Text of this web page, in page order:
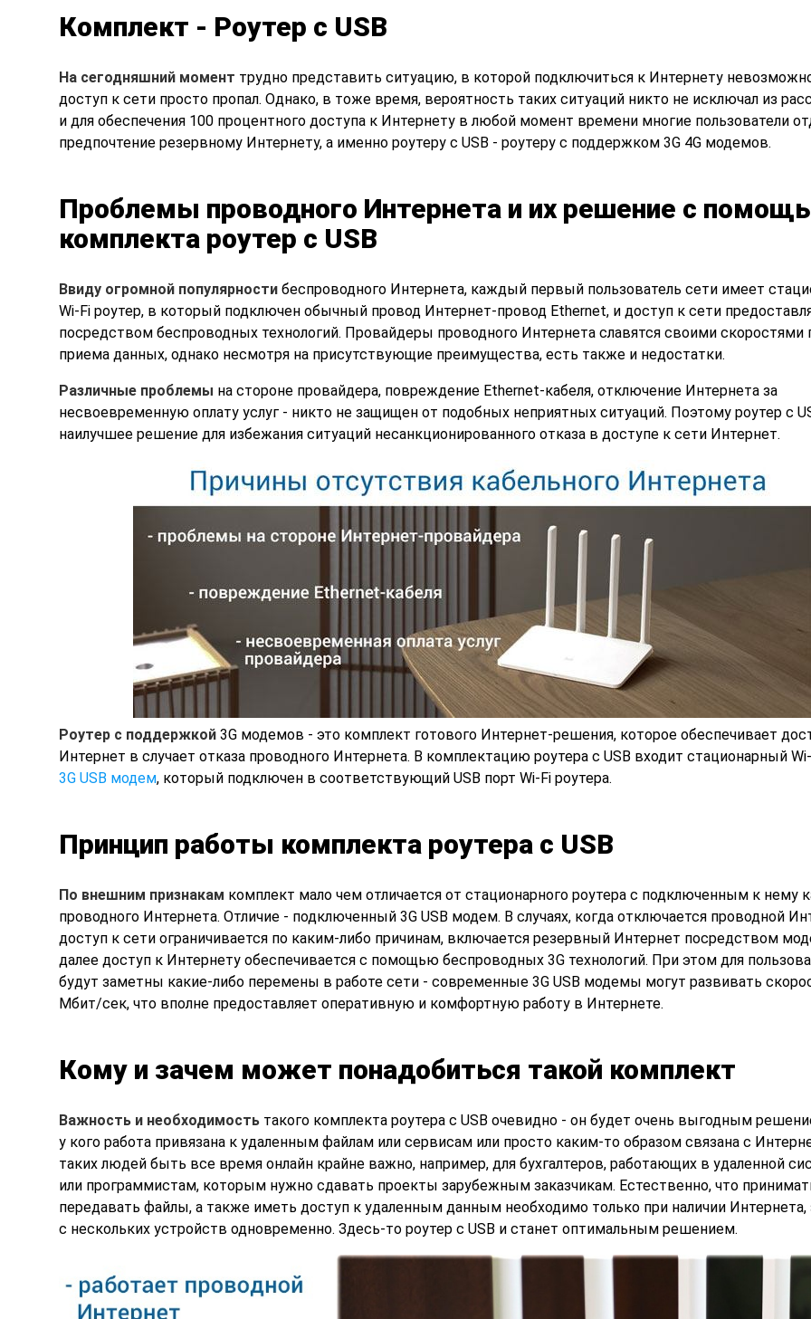
Комплект - Роутер с USB
На сегодняшний момент трудно представить ситуацию, в которой подключиться к Интернету
доступ к сети просто пропал. Однако, в тоже время, вероятность таких ситуаций никто не исключал из
и для обеспечения 100 процентного доступа к Интернету в любой момент времени многие пользователи
предпочтение резервному Интернету, а именно роутеру с USB - роутеру с поддержком 3G 4G модемов.
Проблемы проводного Интернета и их решение с
комплекта роутер с USB
Ввиду огромной популярностибеспроводного Интернета, каждый первый пользователь сети имеет
Wi-Fi роутер, в который подключен обычный провод Интернет-провод Ethernet, и доступ к сети
посредством беспроводных технологий. Провайдеры проводного Интернета славятся своими скоростями
приема данных, однако несмотря на присутствующие преимущества, есть также и недостатки.
Различные проблемы на стороне провайдера, повреждение Ethernet-кабеля, отключение Интернета за
несвоевременную оплату услуг - никто не защищен от подобных неприятных ситуаций. Поэтому роутер с
наилучшее решение для избежания ситуаций несанкционированного отказа в доступе к сети Интернет.
Роутер с поддержкой3G модемов - это комплект готового Интернет-решения, которое обеспечивает
Интернет в случает отказа проводного Интернета. В комплектацию роутера с USB входит стационарный
3G USB модем, который подключен в соответствующий USB порт Wi-Fi роутера.
Принцип работы комплекта роутера с USB
По внешним признакам комплект мало чем отличается от стационарного роутера с подключенным к нему
проводного Интернета. Отличие - подключенный 3G USB модем. В случаях, когда отключается проводной
доступ к сети ограничивается по каким-либо причинам, включается резервный Интернет посредством
далее доступ к Интернету обеспечивается с помощью беспроводных 3G технологий. При этом для
будут заметны какие-либо перемены в работе сети - современные 3G USB модемы могут развивать
Мбит/сек, что вполне предоставляет оперативную и комфортную работу в Интернете.
Кому и зачем может понадобиться такой комплект
Важность и необходимостьтакого комплекта роутера с USB очевидно - он будет очень выгодным
у кого работа привязана к удаленным файлам или сервисам или просто каким-то образом связана с
таких людей быть все время онлайн крайне важно, например, для бухгалтеров, работающих в удаленной
или программистам, которым нужно сдавать проекты зарубежным заказчикам. Естественно, что
передавать файлы, а также иметь доступ к удаленным данным необходимо только при наличии Интернета,
с нескольких устройств одновременно. Здесь-то роутер с USB и станет оптимальным решением.